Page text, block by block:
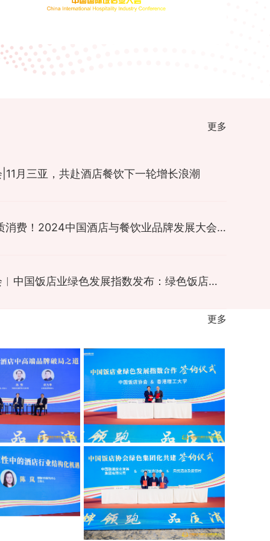
更多
月三亚，共赴酒店餐饮下一轮增长浪潮
品牌领跑 品质消费！2024中国酒店与餐饮业品牌发展大会举行
海南国际大会︱中国饭店业绿色发展指数发布：绿色饭店有力引领饭店业绿色发展转型
更多